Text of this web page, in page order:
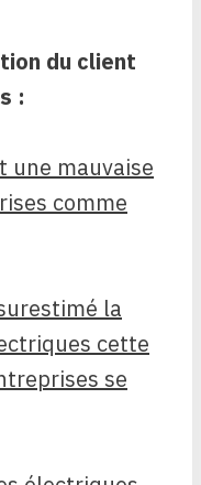
du client
:
une mauvaise
comme
la
cette
se